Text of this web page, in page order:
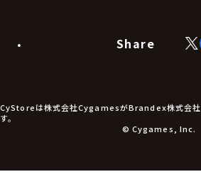
食品・飲料品
アパレル小物
アクセサリー
Share
CyStoreは株式会社CygamesがBrandex株式会社
す。
© Cygames, Inc.